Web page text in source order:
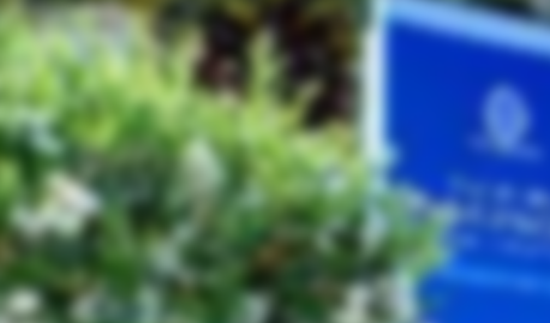
Ingresso
Reception
Sale operatorie/parto
Neonatologia
Fertilia